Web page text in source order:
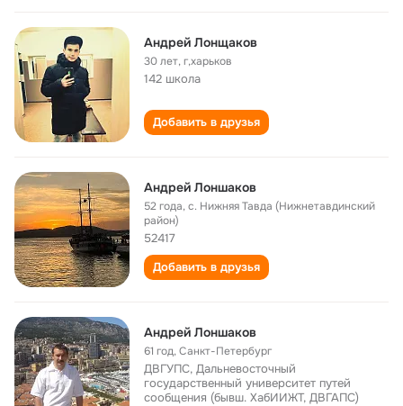
Андрей Лонщаков
30 лет,г,харьков
142 школа
Добавить в друзья
Андрей Лоншаков
52 года,с. Нижняя Тавда (Нижнетавдинский
район)
52417
Добавить в друзья
Андрей Лоншаков
61 год,Санкт-Петербург
ДВГУПС, Дальневосточный
государственный университет путей
сообщения (бывш. ХабИИЖТ, ДВГАПС)